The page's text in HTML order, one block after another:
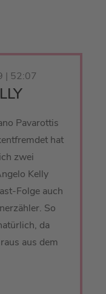
| 52:07
Pavarottis
hat
zwei
Kelly
Folge auch
So
da
aus dem